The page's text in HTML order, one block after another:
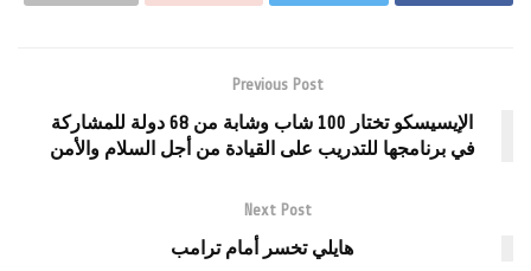
Previous Post
الإيسيسكو تختار 100 شاب وشابة من 68 دولة للمشاركة
في برنامجها للتدريب على القيادة من أجل السلام والأمن
Next Post
هايلي تخسر أمام ترامب